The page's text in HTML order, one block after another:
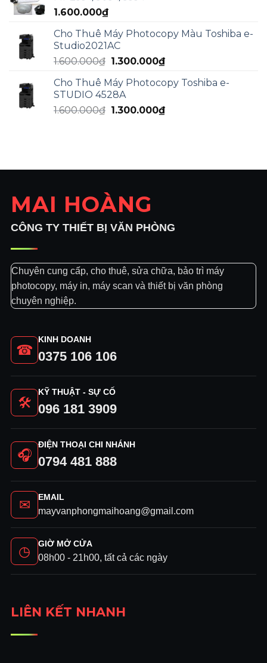
1.600.000₫
Cho Thuê Máy Photocopy Màu Toshiba e-
Studio2021AC
1.600.000₫ Giá
là:
1.600.000₫.
1.300.000₫Giá
tại
1.300.000₫.
Cho Thuê Máy Photocopy Toshiba e-
STUDIO 4528A
1.600.000₫ Giá
1.300.000₫Giá
MAI HOÀNG
CÔNG TY THIẾT BỊ VĂN PHÒNG
Chuyên cung cấp, cho thuê, sửa chữa, bảo trì máy
photocopy, máy in, máy scan và thiết bị văn phòng
chuyên nghiệp.
☎
KINH DOANH
0375 106 106
🛠
KỸ THUẬT - SỰ CỐ
096 181 3909
🎧
ĐIỆN THOẠI CHI NHÁNH
0794 481 888
✉ EMAIL
mayvanphongmaihoang@gmail.com
◷ GIỜ MỞ CỬA
08h00 - 21h00, tất cả các ngày
LIÊN KẾT NHANH